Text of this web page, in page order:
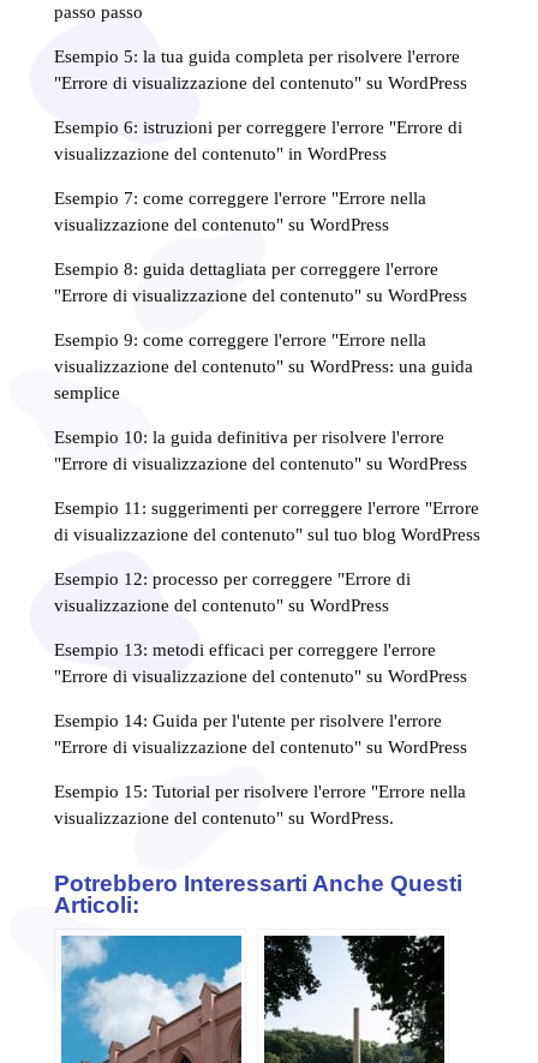
passo passo
Esempio 5: la tua guida completa per risolvere l'errore
"Errore di visualizzazione del contenuto" su WordPress
Esempio 6: istruzioni per correggere l'errore "Errore di
visualizzazione del contenuto" in WordPress
Esempio 7: come correggere l'errore "Errore nella
visualizzazione del contenuto" su WordPress
Esempio 8: guida dettagliata per correggere l'errore
"Errore di visualizzazione del contenuto" su WordPress
Esempio 9: come correggere l'errore "Errore nella
visualizzazione del contenuto" su WordPress: una guida
semplice
Esempio 10: la guida definitiva per risolvere l'errore
"Errore di visualizzazione del contenuto" su WordPress
Esempio 11: suggerimenti per correggere l'errore "Errore
di visualizzazione del contenuto" sul tuo blog WordPress
Esempio 12: processo per correggere "Errore di
visualizzazione del contenuto" su WordPress
Esempio 13: metodi efficaci per correggere l'errore
"Errore di visualizzazione del contenuto" su WordPress
Esempio 14: Guida per l'utente per risolvere l'errore
"Errore di visualizzazione del contenuto" su WordPress
Esempio 15: Tutorial per risolvere l'errore "Errore nella
visualizzazione del contenuto" su WordPress.
Potrebbero Interessarti Anche Questi
Articoli: